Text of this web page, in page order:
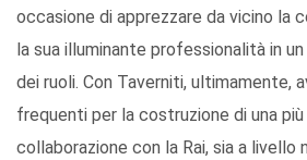
occasione di apprezzare da vicino la
la sua illuminante professionalità in
dei ruoli. Con Taverniti, ultimamente,
frequenti per la costruzione di una
collaborazione con la Rai, sia a livello